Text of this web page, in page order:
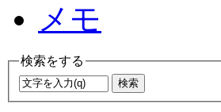
メモ
検索をする